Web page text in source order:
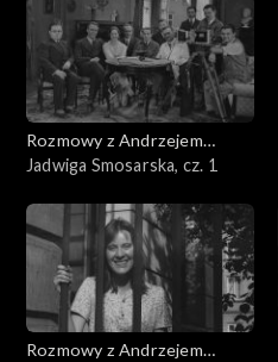
Rozmowy z Andrzejem
Doboszem
Jadwiga Smosarska, cz. 1
Rozmowy z Andrzejem